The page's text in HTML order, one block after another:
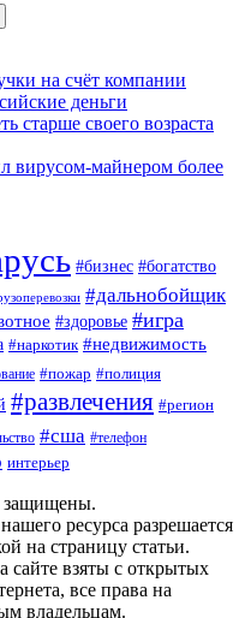
на счёт компании
деньги
старше своего возраста
вирусом-майнером более
#бизнес #богатство
#дальнобойщик
#здоровье #игра
#наркотик #недвижимость
#пожар #полиция
#развлечения #регион
#сша #телефон
интерьер
защищены.
ресурса разрешается
на страницу статьи.
сайте взяты с открытых
все права на
владельцам.